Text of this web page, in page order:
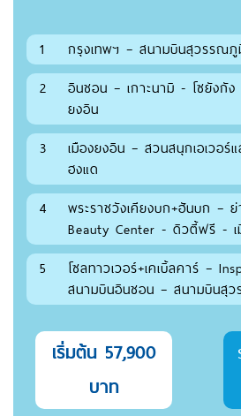
1
กรุงเทพฯ – สนามบินสุวรรณ
2
อินชอน – เกาะนามิ - โซยังกั
ยงอิน
3
เมืองยงอิน – สวนสนุกเอเวอ
ฮงแด
4
พระราชวังเคียงบก+ฮันบก –
Beauty Center - ดิวตี้ฟรี - เ
5
โซลทาวเวอร์+เคเบิ้ลคาร์ –
สนามบินอินชอน – สนามบินสุ
เริ่มต้น 57,900
บาท